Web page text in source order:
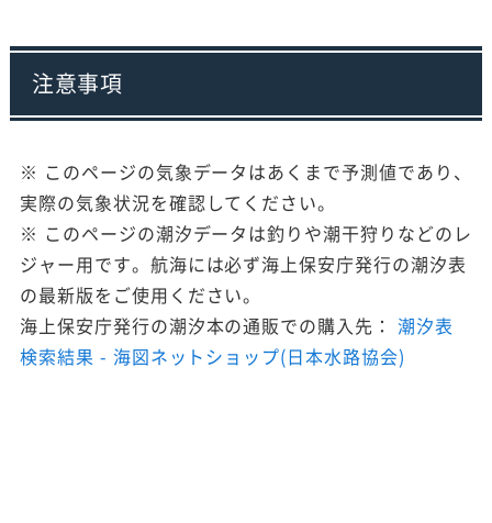
注意事項
※ このページの気象データはあくまで予測値であり、
実際の気象状況を確認してください。
※ このページの潮汐データは釣りや潮干狩りなどのレ
ジャー用です。航海には必ず海上保安庁発行の潮汐表
の最新版をご使用ください。
海上保安庁発行の潮汐本の通販での購入先：潮汐表
検索結果 - 海図ネットショップ(日本水路協会)